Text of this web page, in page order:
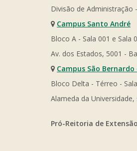
Divisão de Administração
Campus Santo André
Bloco A - Sala 001 e Sala
Av. dos Estados, 5001 -
Campus São Bernardo
Bloco Delta - Térreo -
Alameda da
Pró-Reitoria de